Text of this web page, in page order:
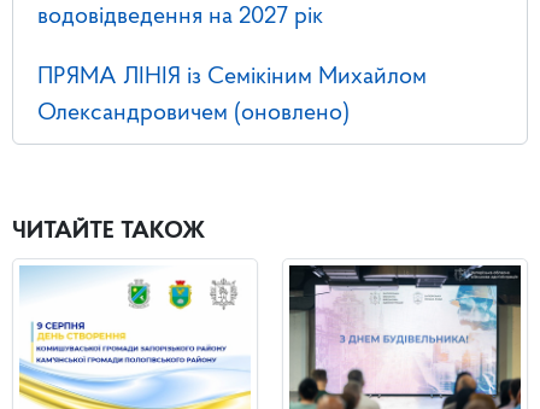
водовідведення на 2027 рік
ПРЯМА ЛІНІЯ із Семікіним Михайлом
Олександровичем (оновлено)
ЧИТАЙТЕ ТАКОЖ